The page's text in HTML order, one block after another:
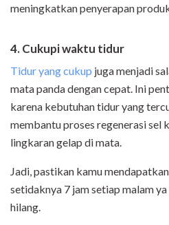
meningkatkan penyerapan
4. Cukupi waktu tidur
Tidur yang cukup juga menjadi
mata panda dengan cepat. Ini
karena kebutuhan tidur yang
membantu proses regenerasi sel
lingkaran gelap di mata.
Jadi, pastikan kamu
setidaknya 7 jam setiap malam
hilang.